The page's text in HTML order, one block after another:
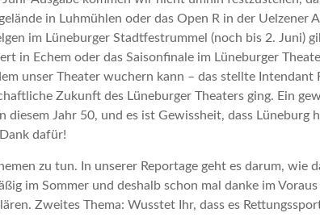
in Luhmühlen oder das Open R in der
im Lüneburger Stadtfestrummel (noch bis 2. Juni)
in Echem oder das Saisonfinale im Lüneburger
unser Theater wuchern kann – das stellte
Zukunft des Lüneburger Theaters ging. Ein
Jahr 50, und es ist Gewissheit, dass
dafür!
zu tun. In unserer Reportage geht es darum,
im Sommer und deshalb schon mal danke im
Zweites Thema: Wusstet Ihr, dass es